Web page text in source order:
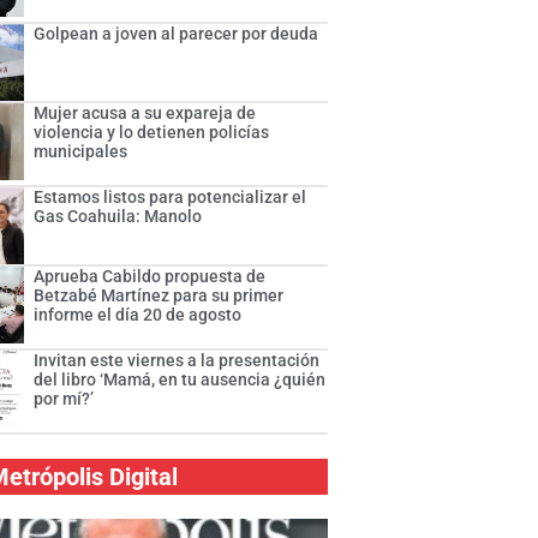
Golpean a joven al parecer por deuda
Mujer acusa a su expareja de
violencia y lo detienen policías
municipales
Estamos listos para potencializar el
Gas Coahuila: Manolo
Aprueba Cabildo propuesta de
Betzabé Martínez para su primer
informe el día 20 de agosto
Invitan este viernes a la presentación
del libro ‘Mamá, en tu ausencia ¿quién
por mí?’
Digital